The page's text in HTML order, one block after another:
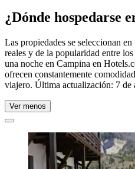
¿Dónde hospedarse
Las propiedades se seleccionan
reales y de la popularidad entre
una noche en Campina en
ofrecen constantemente
viajero. Última actualización: 7 de
Ver menos